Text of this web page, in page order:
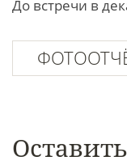
До встречи в